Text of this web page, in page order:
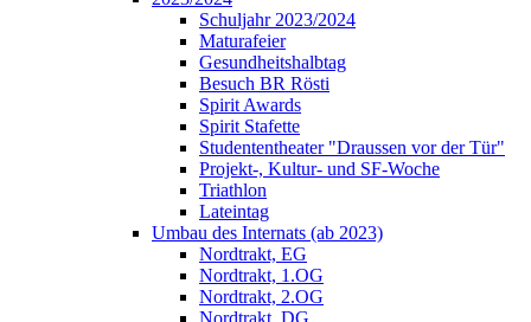
Schuljahr 2023/2024
Maturafeier
Gesundheitshalbtag
Besuch BR Rösti
Spirit Awards
Spirit Stafette
Studententheater "Draussen vor der Tür"
Projekt-, Kultur- und SF-Woche
Triathlon
Lateintag
Umbau des Internats (ab 2023)
Nordtrakt, EG
Nordtrakt, 1.OG
Nordtrakt, 2.OG
Nordtrakt, DG